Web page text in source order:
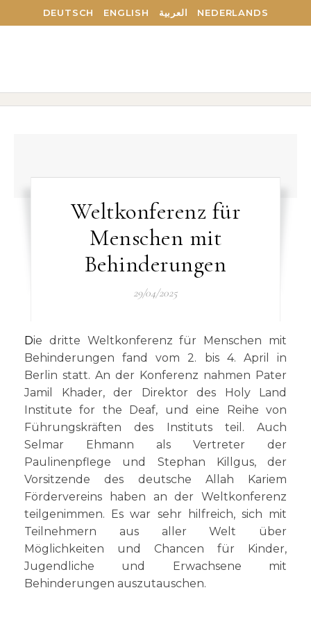
DEUTSCH ENGLISH العربية NEDERLANDS
Weltkonferenz für
Menschen mit
Behinderungen
29/04/2025
Die dritte Weltkonferenz für Menschen mit
Behinderungen fand vom 2. bis 4. April in
Berlin statt. An der Konferenz nahmen Pater
Jamil Khader, der Direktor des Holy Land
Institute for the Deaf, und eine Reihe von
Führungskräften des Instituts teil. Auch
Selmar Ehmann als Vertreter der
Paulinenpflege und Stephan Killgus, der
Vorsitzende des deutsche Allah Kariem
Fördervereins haben an der Weltkonferenz
teilgenimmen. Es war sehr hilfreich, sich mit
Teilnehmern aus aller Welt über
Möglichkeiten und Chancen für Kinder,
Jugendliche und Erwachsene mit
Behinderungen auszutauschen.